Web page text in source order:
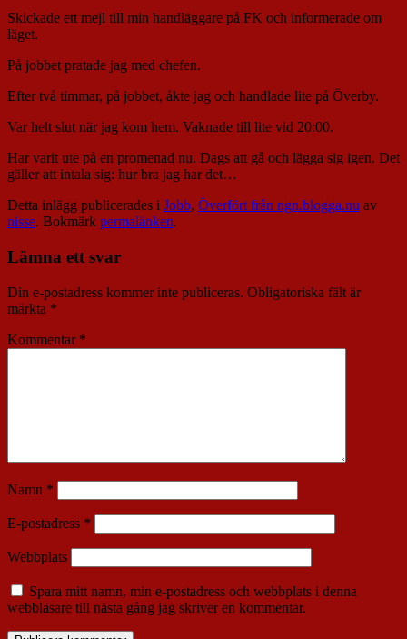
Skickade ett mejl till min handläggare på FK och informerade om
läget.
På jobbet pratade jag med chefen.
Efter två timmar, på jobbet, åkte jag och handlade lite på Överby.
Var helt slut när jag kom hem. Vaknade till lite vid 20:00.
Har varit ute på en promenad nu. Dags att gå och lägga sig igen. Det
gäller att intala sig: hur bra jag har det…
Detta inlägg publicerades i Jobb, Överfört från ngn.blogga.nu av
nisse. Bokmärk permalänken.
Lämna ett svar
Din e-postadress kommer inte publiceras. Obligatoriska fält är
märkta *
Kommentar *
Namn *
E-postadress *
Webbplats
Spara mitt namn, min e-postadress och webbplats i denna
webbläsare till nästa gång jag skriver en kommentar.